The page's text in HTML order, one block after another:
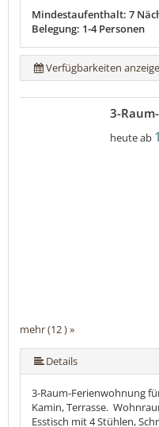
Mindestaufenthalt: 7
Belegung: 1-4 Personen
Verfügbarkeiten
mehr (12 ) »
mehr (12 ) »
mehr (12 ) »
mehr (12 ) »
mehr (12 ) »
mehr (12 ) »
mehr (12 ) »
mehr (12 ) »
mehr (12 ) »
3-
heute ab
Details
3-Raum-Ferienwohnung
Kamin, Terrasse.
Esstisch mit 4 Stühlen,